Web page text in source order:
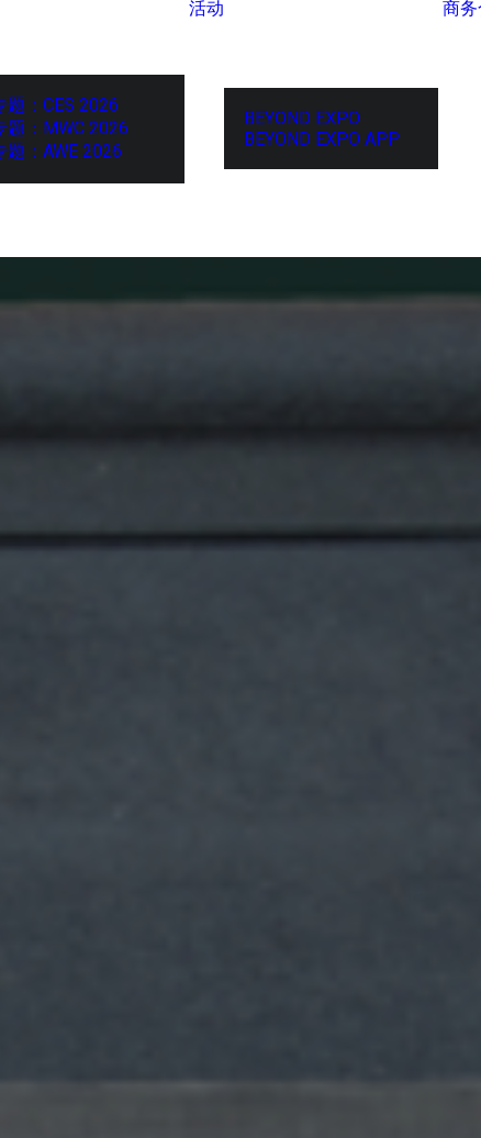
题：CES 2026
题：MWC 2026
题：AWE 2026
活动
BEYOND EXPO
BEYOND EXPO APP
商